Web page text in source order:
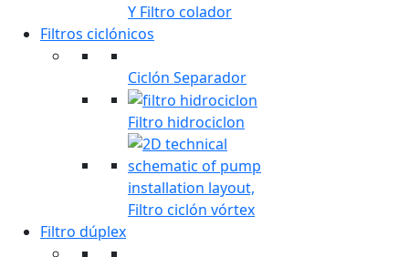
Y Filtro colador
Filtros ciclónicos
Ciclón Separador
Filtro hidrociclon
Filtro ciclón vórtex
Filtro dúplex